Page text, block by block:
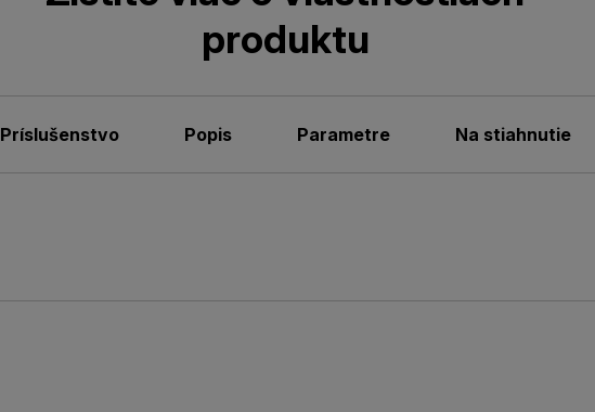
produktu
Príslušenstvo Popis Parametre Na stiahnutie